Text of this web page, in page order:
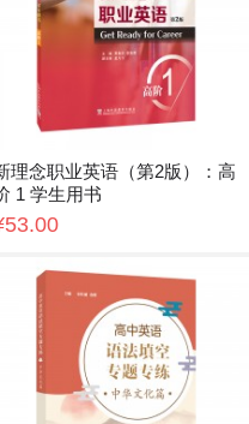
理念职业英语（第2版）：高
1 学生用书